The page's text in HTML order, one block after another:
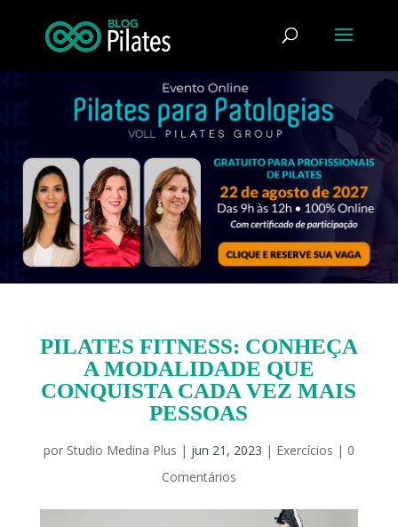
PILATES FITNESS: CONHEÇA
A MODALIDADE QUE
CONQUISTA CADA VEZ MAIS
PESSOAS
por Studio Medina Plus | jun 21, 2023 | Exercícios | 0
Comentários